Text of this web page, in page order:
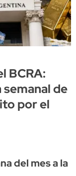
BCRA:
de
por el
del mes a la